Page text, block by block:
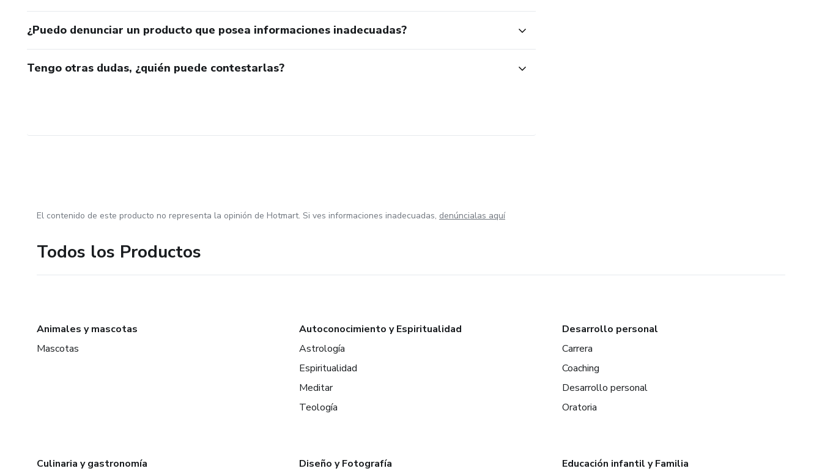
¿Puedo denunciar un producto que posea informaciones inadecuadas?
Tengo otras dudas, ¿quién puede contestarlas?
El contenido de este producto no representa la opinión de Hotmart. Si ves informaciones inadecuadas, denúncialas aquí
Todos los Productos
Animales y mascotas
Mascotas
Autoconocimiento y Espiritualidad
Astrología
Espiritualidad
Meditar
Teología
Desarrollo personal
Carrera
Coaching
Desarrollo personal
Oratoria
Culinaria y gastronomía
Diseño y Fotografía
Educación infantil y Familia